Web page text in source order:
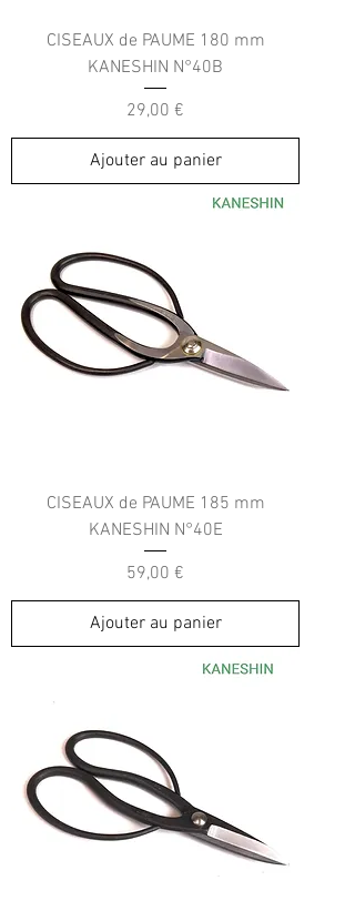
CISEAUX de PAUME 180 mm
KANESHIN N°40B
Prix
29,00 €
Ajouter au panier
CISEAUX de PAUME 185 mm
KANESHIN N°40E
Prix
59,00 €
Ajouter au panier